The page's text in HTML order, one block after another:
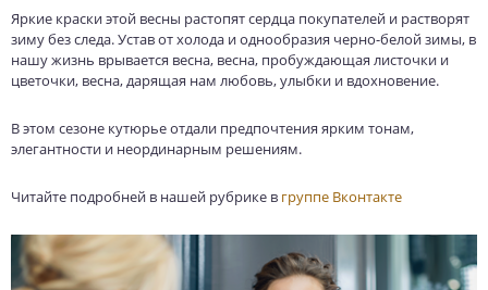
Яркие краски этой весны растопят сердца покупателей и растворят
зиму без следа. Устав от холода и однообразия черно-белой зимы, в
нашу жизнь врывается весна, весна, пробуждающая листочки и
цветочки, весна, дарящая нам любовь, улыбки и вдохновение.
В этом сезоне кутюрье отдали предпочтения ярким тонам,
элегантности и неординарным решениям.
Читайте подробней в нашей рубрике в группе Вконтакте